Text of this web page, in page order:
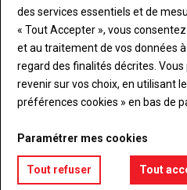
des services essentiels et de
« Tout Accepter », vous
et au traitement de vos données
regard des finalités décrites.
revenir sur vos choix, en utilisant
préférences cookies » en bas de
Paramétrer mes cookies
Tout refuser Tout